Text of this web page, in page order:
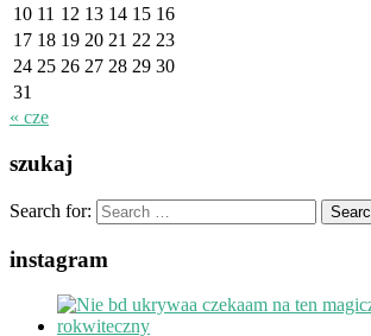
10 11 12 13 14 15 16
17 18 19 20 21 22 23
24 25 26 27 28 29 30
31
« cze
szukaj
Search for:
instagram